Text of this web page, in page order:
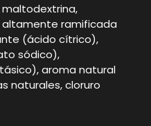
altamente ramificada
(ácido cítrico),
sódico),
aroma natural
naturales, cloruro